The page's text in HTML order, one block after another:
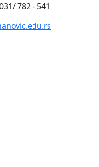
782 - 541